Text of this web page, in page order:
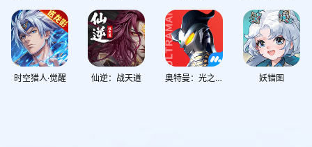
时空猎人·觉醒 仙逆：战天道 奥特曼：光之战士 妖错图